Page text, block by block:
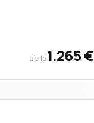
de la1.265 €